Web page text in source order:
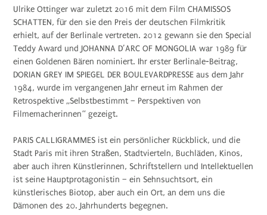
Ulrike Ottinger war zuletzt 2016 mit dem Film CHAMISSOS
SCHATTEN, für den sie den Preis der deutschen Filmkritik
erhielt, auf der Berlinale vertreten. 2012 gewann sie den Special
Teddy Award und JOHANNA D’ARC OF MONGOLIA war 1989 für
einen Goldenen Bären nominiert. Ihr erster Berlinale-Beitrag,
DORIAN GREY IM SPIEGEL DER BOULEVARDPRESSE aus dem Jahr
1984, wurde im vergangenen Jahr erneut im Rahmen der
Retrospektive „Selbstbestimmt – Perspektiven von
Filmemacherinnen“ gezeigt.
PARIS CALLIGRAMMES ist ein persönlicher Rückblick, und die
Stadt Paris mit ihren Straßen, Stadtvierteln, Buchläden, Kinos,
aber auch ihren Künstlerinnen, Schriftstellern und Intellektuellen
ist seine Hauptprotagonistin – ein Sehnsuchtsort, ein
künstlerisches Biotop, aber auch ein Ort, an dem uns die
Dämonen des 20. Jahrhunderts begegnen.